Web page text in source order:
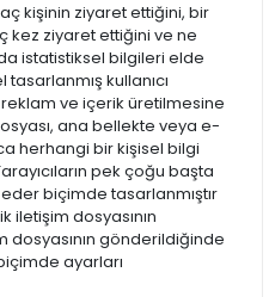
kişinin ziyaret ettiğini, bir
kez ziyaret ettiğini ve ne
istatistiksel bilgileri elde
kullanıcı
ve içerik üretilmesine
ana bellekte veya e-
herhangi bir kişisel bilgi
pek çoğu başta
biçimde tasarlanmıştır
iletişim dosyasının
gönderildiğinde
ayarları